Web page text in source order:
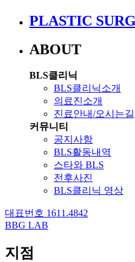
PLASTIC
ABOUT
BLS클리닉
BLS클리닉소개
의료진소개
진료안내/오시는길
커뮤니티
공지사항
BLS활동내역
스타와 BLS
전후사진
BLS클리닉 영상
대표번호 1611.4842
BBG LAB
지점